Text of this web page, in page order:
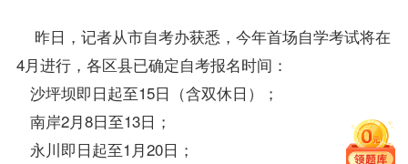
昨日，记者从市自考办获悉，今年首场自学考试将在
4月进行，各区县已确定自考报名时间：
沙坪坝即日起至15日（含双休日）；
南岸2月8日至13日；
永川即日起至1月20日；